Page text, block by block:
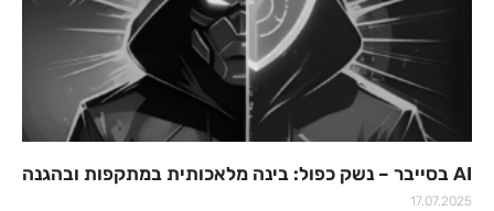
AI בסייבר – נשק כפול: בינה מלאכותית במתקפות ובהגנה
17.07.2025